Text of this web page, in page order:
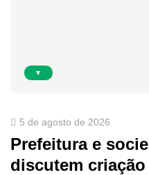
▼
5 de agosto de 2026
Prefeitura e
discutem